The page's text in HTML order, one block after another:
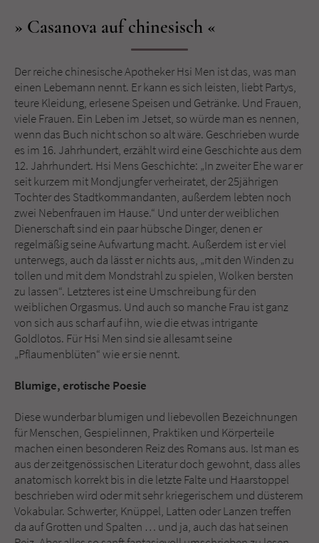
Casanova auf chinesisch
Der reiche chinesische Apotheker Hsi Men ist das, was man
einen Lebemann nennt. Er kann es sich leisten, liebt Partys,
teure Kleidung, erlesene Speisen und Getränke. Und Frauen,
viele Frauen. Ein Leben im Jetset, so würde man es nennen,
wenn das Buch nicht schon so alt wäre. Geschrieben wurde
es im 16. Jahrhundert, erzählt wird eine Geschichte aus dem
12. Jahrhundert. Hsi Mens Geschichte: „In zweiter Ehe war er
seit kurzem mit Mondjungfer verheiratet, der 25jährigen
Tochter des Stadtkommandanten, außerdem lebten noch
zwei Nebenfrauen im Hause.“ Und unter der weiblichen
Dienerschaft sind ein paar hübsche Dinger, denen er
regelmäßig seine Aufwartung macht. Außerdem ist er viel
unterwegs, auch da lässt er nichts aus, „mit den Winden zu
tollen und mit dem Mondstrahl zu spielen, Wolken bersten
zu lassen“. Letzteres ist eine Umschreibung für den
weiblichen Orgasmus. Und auch so manche Frau ist ganz
von sich aus scharf auf ihn, wie die etwas intrigante
Goldlotos. Für Hsi Men sind sie allesamt seine
„Pflaumenblüten“ wie er sie nennt.
Blumige, erotische Poesie
Diese wunderbar blumigen und liebevollen Bezeichnungen
für Menschen, Gespielinnen, Praktiken und Körperteile
machen einen besonderen Reiz des Romans aus. Ist man es
aus der zeitgenössischen Literatur doch gewohnt, dass alles
anatomisch korrekt bis in die letzte Falte und Haarstoppel
beschrieben wird oder mit sehr kriegerischem und düsterem
Vokabular. Schwerter, Knüppel, Latten oder Lanzen treffen
da auf Grotten und Spalten … und ja, auch das hat seinen
überprüfen.